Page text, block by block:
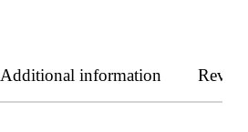
Additional information